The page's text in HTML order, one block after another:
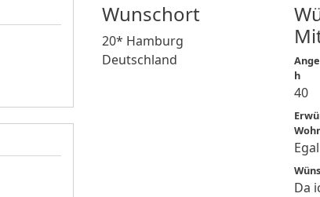
Wunschort
20* Hamburg
Deutschland
h
40
Egal
Da